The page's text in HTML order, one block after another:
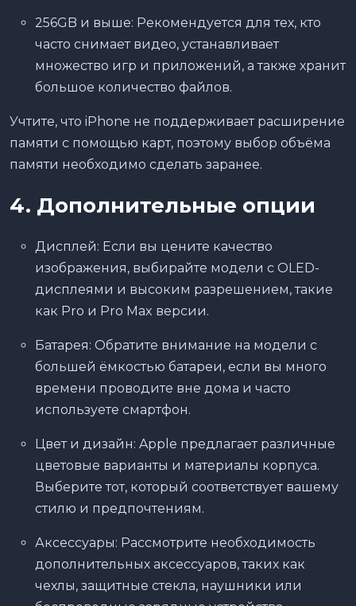
256GB и выше: Рекомендуется для тех, кто
часто снимает видео, устанавливает
множество игр и приложений, а также хранит
большое количество файлов.
Учтите, что iPhone не поддерживает расширение
памяти с помощью карт, поэтому выбор объёма
памяти необходимо сделать заранее.
4. Дополнительные опции
Дисплей: Если вы цените качество
изображения, выбирайте модели с OLED-
дисплеями и высоким разрешением, такие
как Pro и Pro Max версии.
Батарея: Обратите внимание на модели с
большей ёмкостью батареи, если вы много
времени проводите вне дома и часто
используете смартфон.
Цвет и дизайн: Apple предлагает различные
цветовые варианты и материалы корпуса.
Выберите тот, который соответствует вашему
стилю и предпочтениям.
Аксессуары: Рассмотрите необходимость
дополнительных аксессуаров, таких как
чехлы, защитные стекла, наушники или